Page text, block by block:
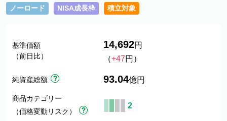
ノーロード NISA成長枠 積立対象
基準価額
（前日比）
14,692円
（+47円）
純資産総額 93.04億円
商品カテゴリー
（価格変動リスク）
2